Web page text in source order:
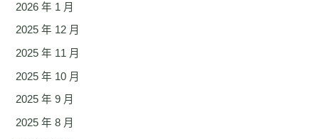
2026 年 1 月
2025 年 12 月
2025 年 11 月
2025 年 10 月
2025 年 9 月
2025 年 8 月